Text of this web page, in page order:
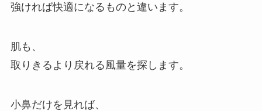
強ければ快適になるものと違います。
肌も、
取りきるより戻れる風量を探します。
小鼻だけを見れば、